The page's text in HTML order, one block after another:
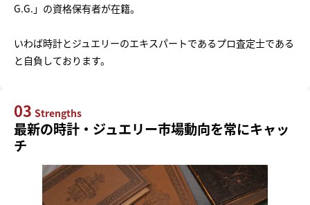
G.G.」の資格保有者が在籍。
いわば時計とジュエリーのエキスパートであるプロ査定士である
と自負しております。
03 Strengths
最新の時計・ジュエリー市場動向を常にキャッ
チ